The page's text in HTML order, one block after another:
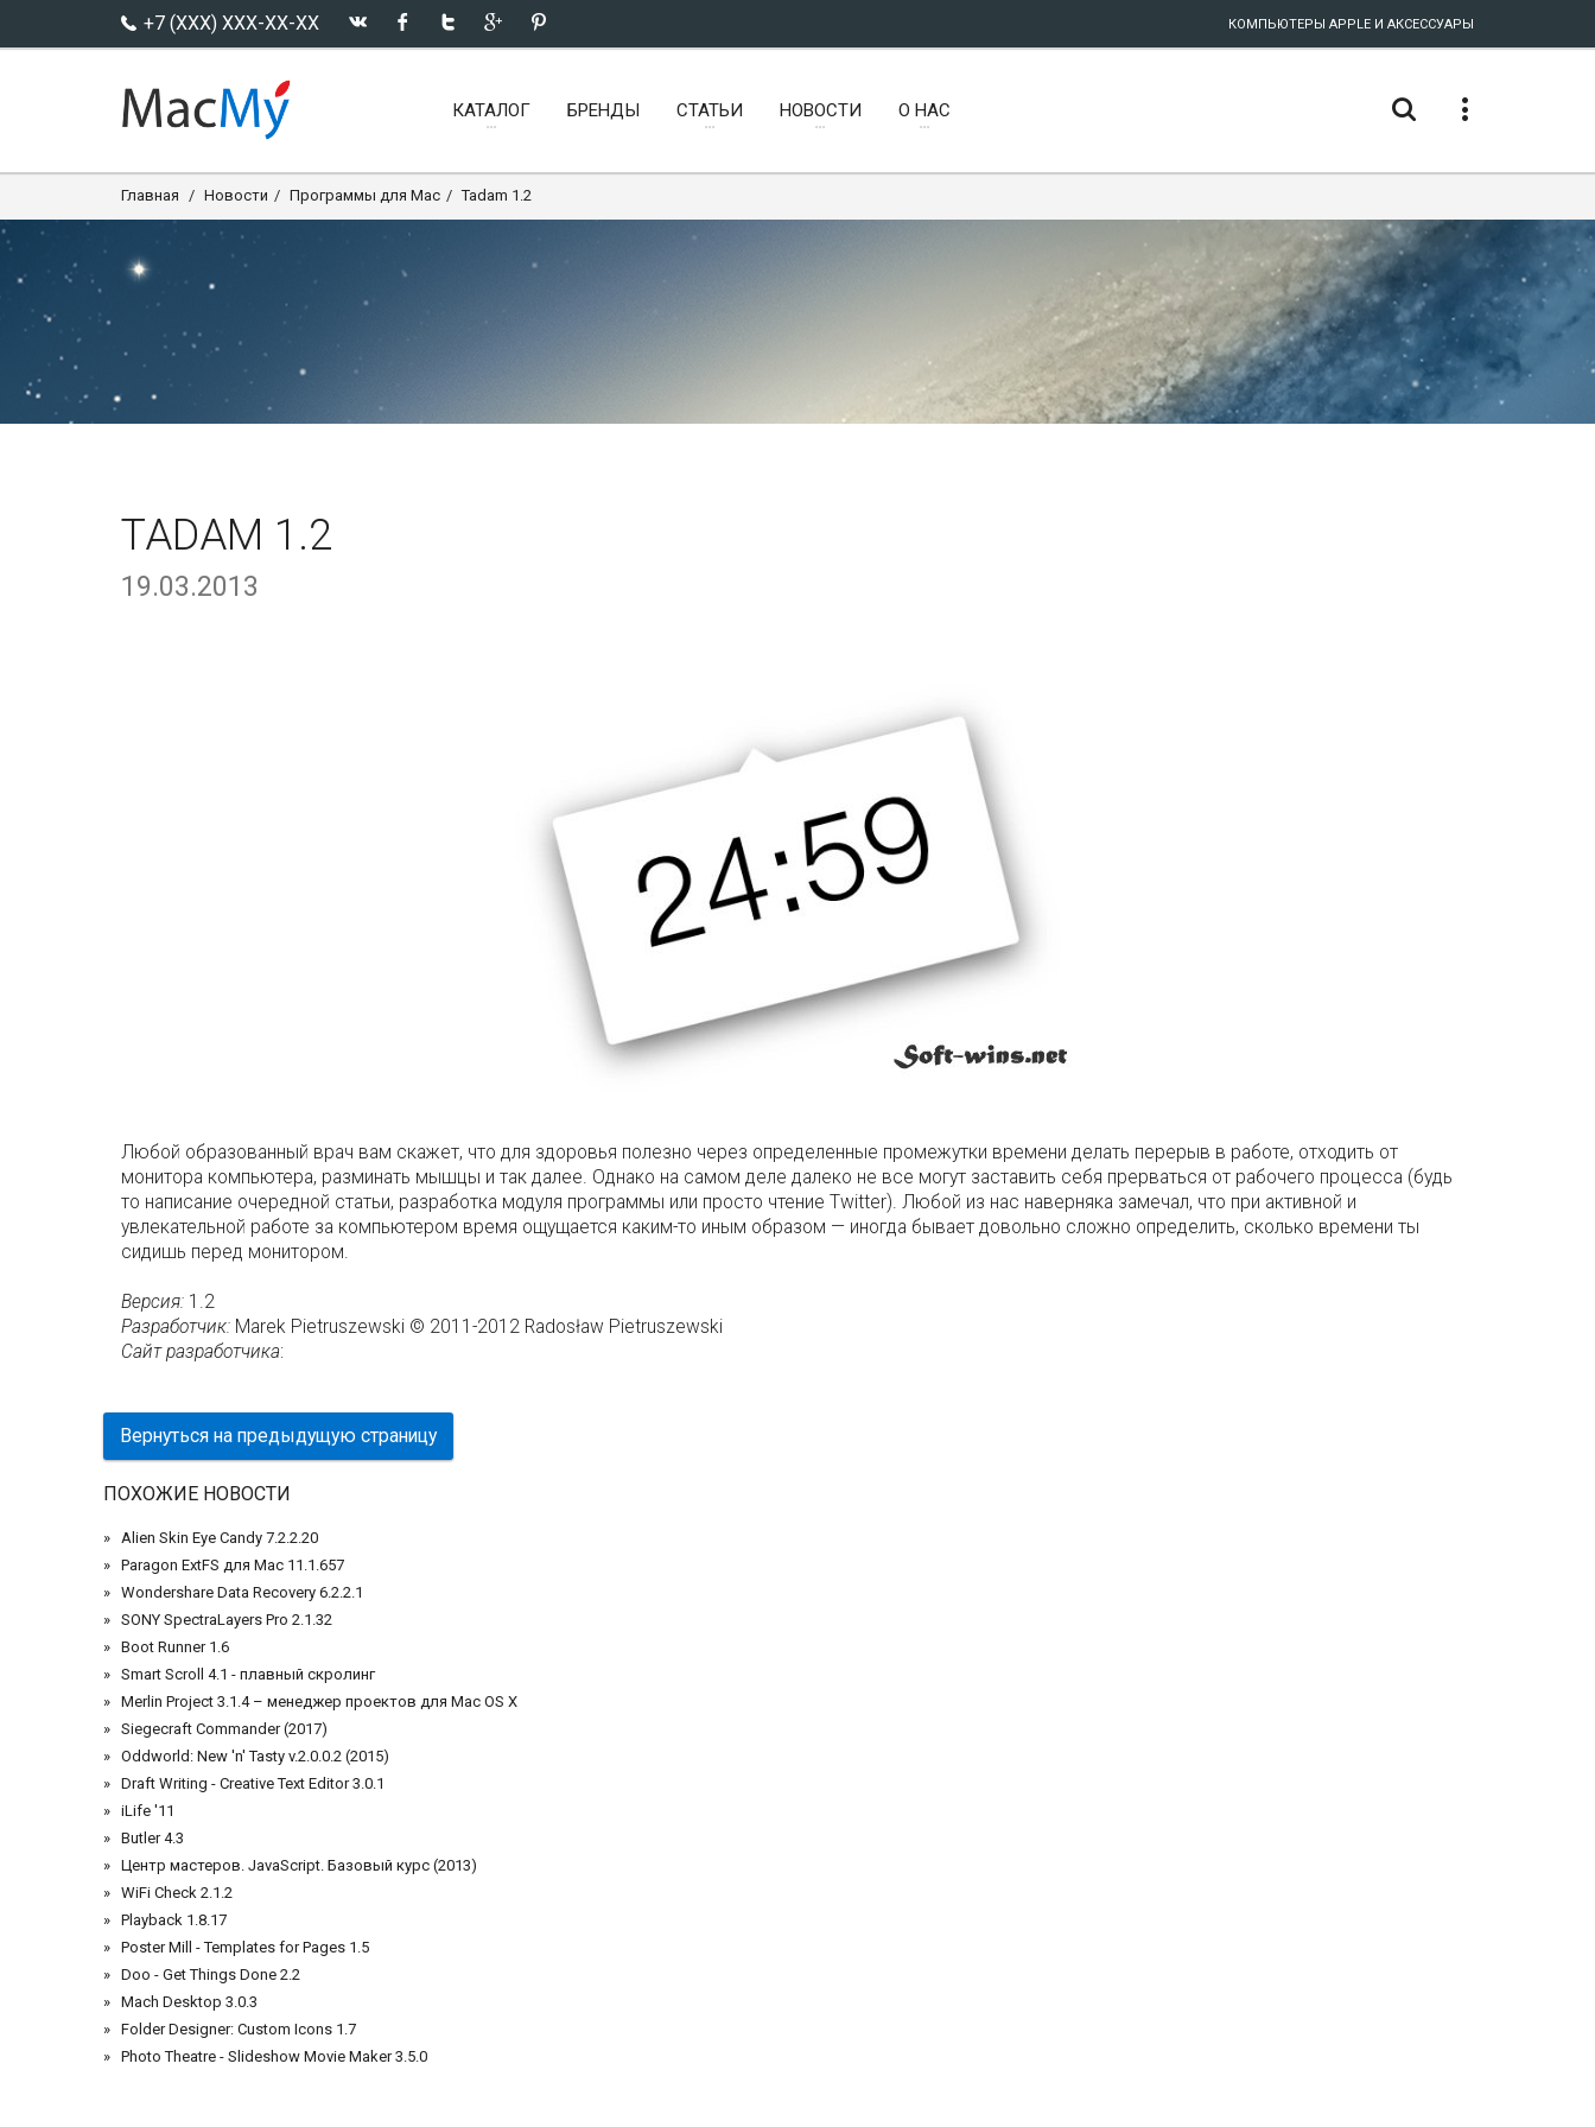
+7 (XXX) XXX-XX-XX КОМПЬЮТЕРЫ APPLE И АКСЕССУАРЫ
КАТАЛОГ БРЕНДЫ СТАТЬИ НОВОСТИ О НАС
Главная Новости Программы для Mac Tadam 1.2
TADAM 1.2
19.03.2013
Любой образованный врач вам скажет, что для здоровья полезно через определенные промежутки времени делать перерыв в работе, отходить от
монитора компьютера, разминать мышцы и так далее. Однако на самом деле далеко не все могут заставить себя прерваться от рабочего процесса (будь
то написание очередной статьи, разработка модуля программы или просто чтение Twitter). Любой из нас наверняка замечал, что при активной и
увлекательной работе за компьютером время ощущается каким-то иным образом — иногда бывает довольно сложно определить, сколько времени ты
сидишь перед монитором.
Версия: 1.2
Разработчик: Marek Pietruszewski © 2011-2012 Radosław Pietruszewski
Сайт разработчика:
Вернуться на предыдущую страницу
ПОХОЖИЕ НОВОСТИ
Alien Skin Eye Candy 7.2.2.20
Paragon ExtFS для Mac 11.1.657
Wondershare Data Recovery 6.2.2.1
SONY SpectraLayers Pro 2.1.32
Boot Runner 1.6
Smart Scroll 4.1 - плавный скролинг
Merlin Project 3.1.4 – менеджер проектов для Mac OS X
Siegecraft Commander (2017)
Oddworld: New 'n' Tasty v.2.0.0.2 (2015)
Draft Writing - Creative Text Editor 3.0.1
iLife '11
Butler 4.3
Центр мастеров. JavaScript. Базовый курс (2013)
WiFi Check 2.1.2
Playback 1.8.17
Poster Mill - Templates for Pages 1.5
Doo - Get Things Done 2.2
Mach Desktop 3.0.3
Folder Designer: Custom Icons 1.7
Photo Theatre - Slideshow Movie Maker 3.5.0